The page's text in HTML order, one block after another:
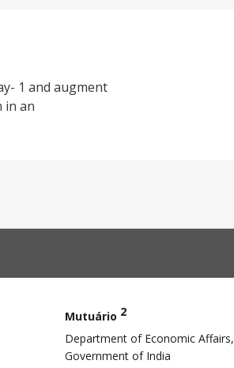
1 and augment
in an
Mutuário 2
Department of Economic Affairs,
Government of India